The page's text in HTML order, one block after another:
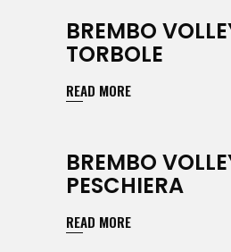
BREMBO
TORBOLE
READ MORE
BREMBO
PESCHIERA
READ MORE